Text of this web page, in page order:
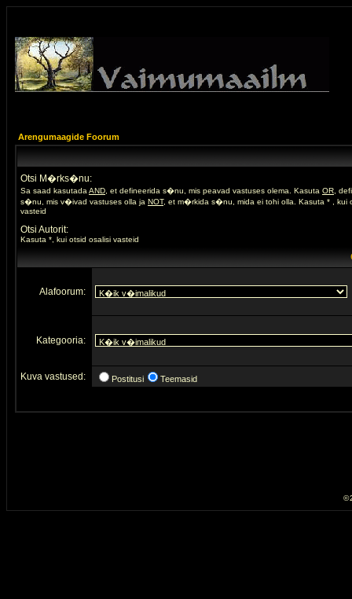
Arengumaagide Foorum
Otsi M�rks�nu:
Sa saad kasutada AND , et defineerida s�nu, mis peavad vastuses olema. Kasuta OR ,
s�nu, mis v�ivad vastuses olla ja NOT, et m�rkida s�nu, mida ei tohi olla. Kasuta * , kui
vasteid
Otsi Autorit:
Kasuta *, kui otsid osalisi vasteid
Alafoorum:
Kategooria:
Kuva vastused: Postitusi Teemasid
©